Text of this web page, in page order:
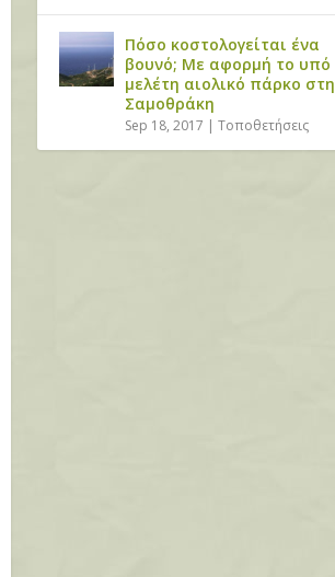
Πόσο κοστολογείται ένα
βουνό; Με αφορμή το υπό
μελέτη αιολικό πάρκο στη
Σαμοθράκη
Sep 18, 2017 |Τοποθετήσεις